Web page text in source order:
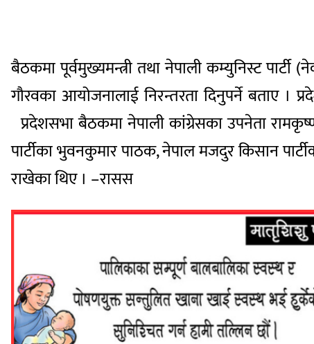
बैठकमा पूर्वमुख्यमन्त्री तथा नेपाली कम्युनिस्ट
गौरवका आयोजनालाई निरन्तरता दिनुपर्ने बताए
प्रदेशसभा बैठकमा नेपाली कांग्रेसका उपनेता रामकृष्ण
पार्टीका भुवनकुमार पाठक, नेपाल मजदुर किसान
राखेका थिए । –रासस